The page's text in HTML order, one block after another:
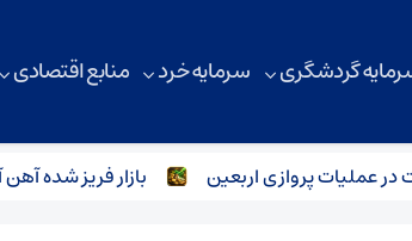
گردشگری سرمایه خرد منابع اقتصادی
پروازی اربعین بازار فریز شده آهن آلات